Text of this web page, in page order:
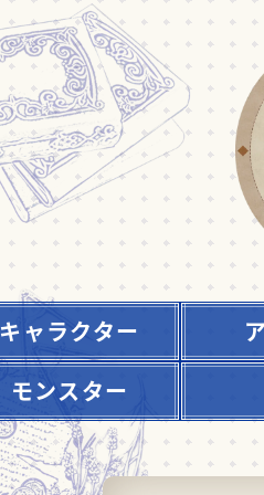
キャラクター
モンスター